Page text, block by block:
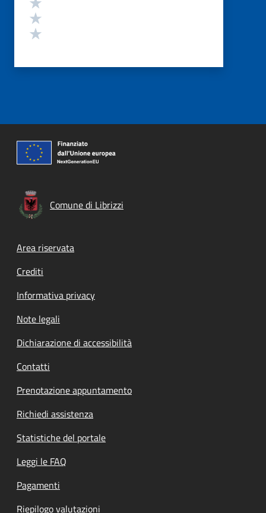
Comune di Librizzi
Footer menu
Area riservata
Crediti
Informativa privacy
Note legali
Dichiarazione di accessibilità
Contatti
Prenotazione appuntamento
Richiedi assistenza
Statistiche del portale
Leggi le FAQ
Pagamenti
Riepilogo valutazioni